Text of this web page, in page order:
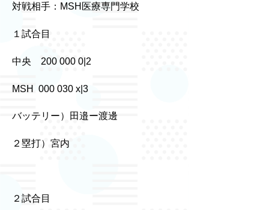
対戦相手：MSH医療専門学校
１試合目
中央 200 000 0|2
MSH 000 030 x|3
バッテリー）田邉ー渡邊
２塁打）宮内
２試合目